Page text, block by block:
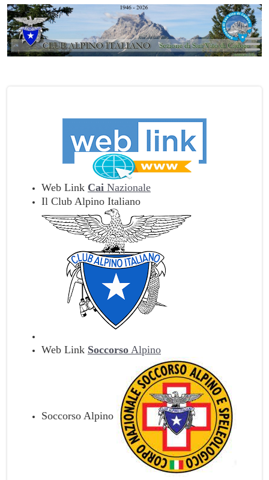
Web Link Cai Nazionale
Il Club Alpino Italiano
Web Link Soccorso Alpino
Soccorso Alpino